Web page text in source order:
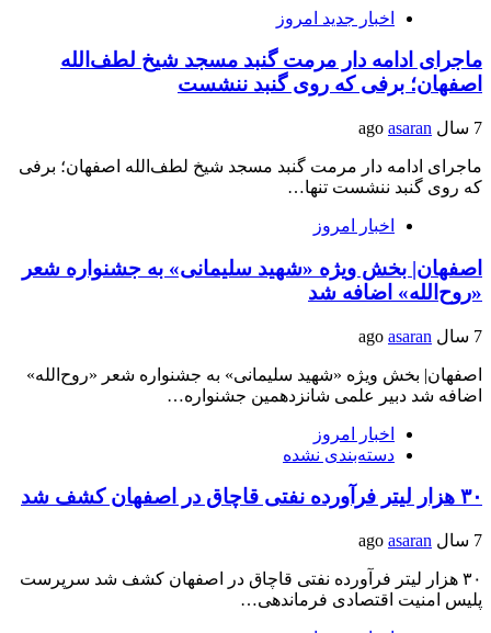
اخبار جدید امروز
ماجرای ادامه دار مرمت گنبد مسجد شیخ‌ لطف‌الله
اصفهان؛ برفی که روی گنبد ننشست
7 سال ago asaran
ماجرای ادامه دار مرمت گنبد مسجد شیخ‌ لطف‌الله اصفهان؛ برفی
که روی گنبد ننشست تنها…
اخبار امروز
اصفهان| بخش ویژه «شهید سلیمانی» به جشنواره شعر
«روح‌الله» اضافه شد
7 سال ago asaran
اصفهان| بخش ویژه «شهید سلیمانی» به جشنواره شعر «روح‌الله»
اضافه شد دبیر علمی شانزدهمین جشنواره…
اخبار امروز
دسته‌بندی نشده
۳۰ هزار لیتر فرآورده نفتی قاچاق در اصفهان کشف شد
7 سال ago asaran
۳۰ هزار لیتر فرآورده نفتی قاچاق در اصفهان کشف شد سرپرست
پلیس امنیت اقتصادی فرماندهی…